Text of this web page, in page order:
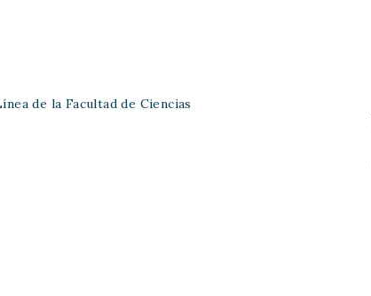
de la Facultad de Ciencias